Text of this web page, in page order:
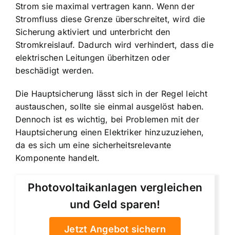
Strom sie maximal vertragen kann. Wenn der
Stromfluss diese Grenze überschreitet, wird die
Sicherung aktiviert und unterbricht den
Stromkreislauf. Dadurch wird verhindert, dass die
elektrischen Leitungen überhitzen oder
beschädigt werden.
Die Hauptsicherung lässt sich in der Regel leicht
austauschen, sollte sie einmal ausgelöst haben.
Dennoch ist es wichtig, bei Problemen mit der
Hauptsicherung einen Elektriker hinzuzuziehen,
da es sich um eine sicherheitsrelevante
Komponente handelt.
Photovoltaikanlagen vergleichen
und Geld sparen!
Jetzt Angebot sichern